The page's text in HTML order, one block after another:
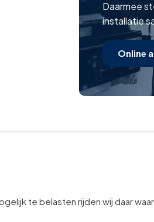
Daarmee
installatie
Online
te belasten rijden wij daar